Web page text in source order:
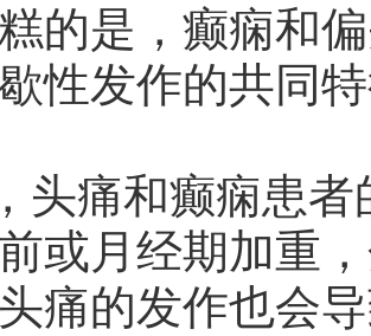
的是，癫痫和
性发作的共同
头痛和癫痫患
或月经期加重
痛的发作也会